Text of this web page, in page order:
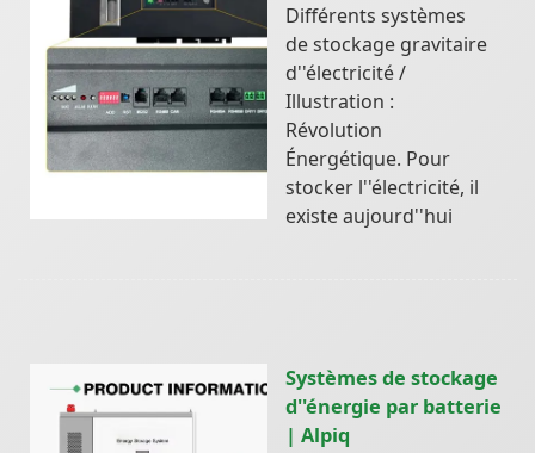
Différents systèmes
de stockage gravitaire
d''électricité /
Illustration :
Révolution
Énergétique. Pour
stocker l''électricité, il
existe aujourd''hui
Systèmes de stockage
d''énergie par batterie
| Alpiq